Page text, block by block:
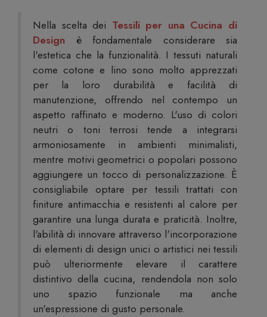
Nella scelta dei Tessili per una Cucina di
Design è fondamentale considerare sia
l'estetica che la funzionalità. I tessuti naturali
come cotone e lino sono molto apprezzati
per la loro durabilità e facilità di
manutenzione, offrendo nel contempo un
aspetto raffinato e moderno. L'uso di colori
neutri o toni terrosi tende a integrarsi
armoniosamente in ambienti minimalisti,
mentre motivi geometrici o popolari possono
aggiungere un tocco di personalizzazione. È
consigliabile optare per tessili trattati con
finiture antimacchia e resistenti al calore per
garantire una lunga durata e praticità. Inoltre,
l'abilità di innovare attraverso l'incorporazione
di elementi di design unici o artistici nei tessili
può ulteriormente elevare il carattere
distintivo della cucina, rendendola non solo
uno spazio funzionale ma anche
un'espressione di gusto personale.